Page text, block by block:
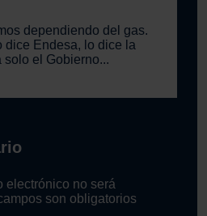
dependiendo del gas.
dice Endesa, lo dice la
solo el Gobierno...
electrónico no será
son obligatorios